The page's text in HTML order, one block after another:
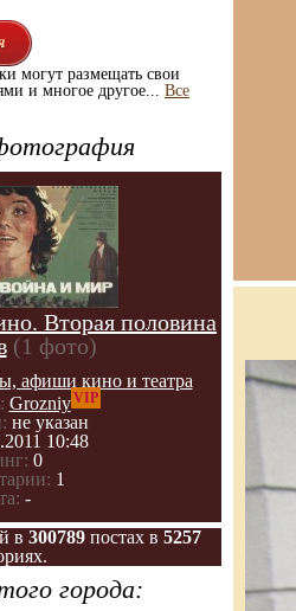
могут размещать свои
и многое другое... Все
Вторая половина
(1 фото)
афиши кино и театра
GrozniyVIP
не указан
10:48
0
1
-
в 300789 постах в 5257
города: